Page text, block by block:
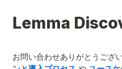
Lemma
お問い合わせありがとうござ